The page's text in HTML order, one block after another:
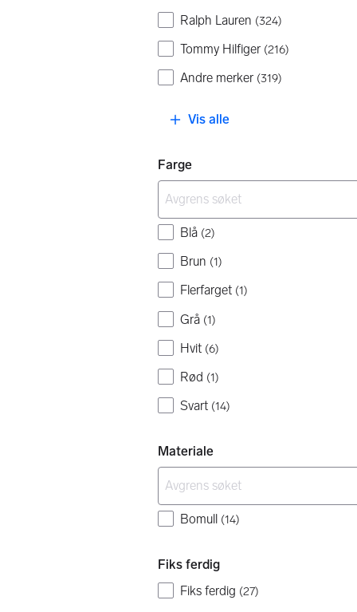
Ralph Lauren (324)
Tommy Hilfiger (216)
Andre merker (319)
Vis alle
Farge
Blå (2)
Brun (1)
Flerfarget (1)
Grå (1)
Hvit (6)
Rød (1)
Svart (14)
Materiale
Bomull (14)
Fiks ferdig
Fiks ferdig (27)